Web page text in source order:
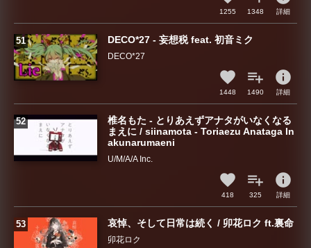
1255 1348 詳細
DECO*27 - 妄想税 feat. 初音ミク
DECO*27
1448 1490
info
詳細
椎名もた - とりあえずアナタがいなくなる
まえに / siinamota - Toriaezu Anataga In
akunarumaeni
U/M/A/A Inc.
418 325
info
詳細
哀悼、そして日常は続く / 卯花ロク ft.裏命
卯花ロク